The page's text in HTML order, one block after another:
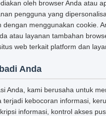
oleh browser Anda atau
pengguna yang
menggunakan cookie.
atau layanan tambahan
web terkait platform dan
Anda
Anda, kami berusaha untuk
terjadi kebocoran informasi,
informasi, kontrol akses